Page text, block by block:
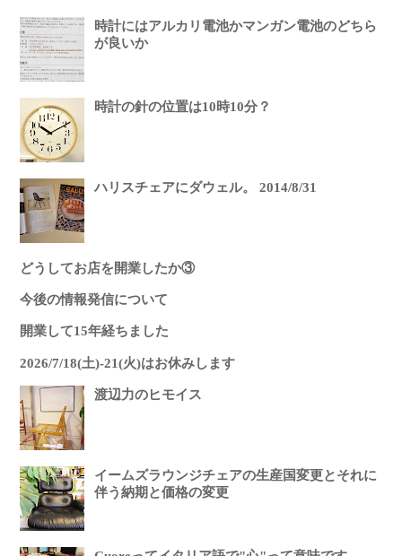
時計にはアルカリ電池かマンガン電池のどちら
が良いか
時計の針の位置は10時10分？
ハリスチェアにダウェル。 2014/8/31
どうしてお店を開業したか③
今後の情報発信について
開業して15年経ちました
2026/7/18(土)-21(火)はお休みします
渡辺力のヒモイス
イームズラウンジチェアの生産国変更とそれに
伴う納期と価格の変更